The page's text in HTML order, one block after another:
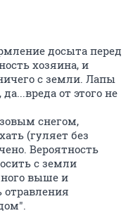
досыта перед
хозяина, и
с земли. Лапы
от этого не
снегом,
(гуляет без
Вероятность
с земли
выше и
отравления